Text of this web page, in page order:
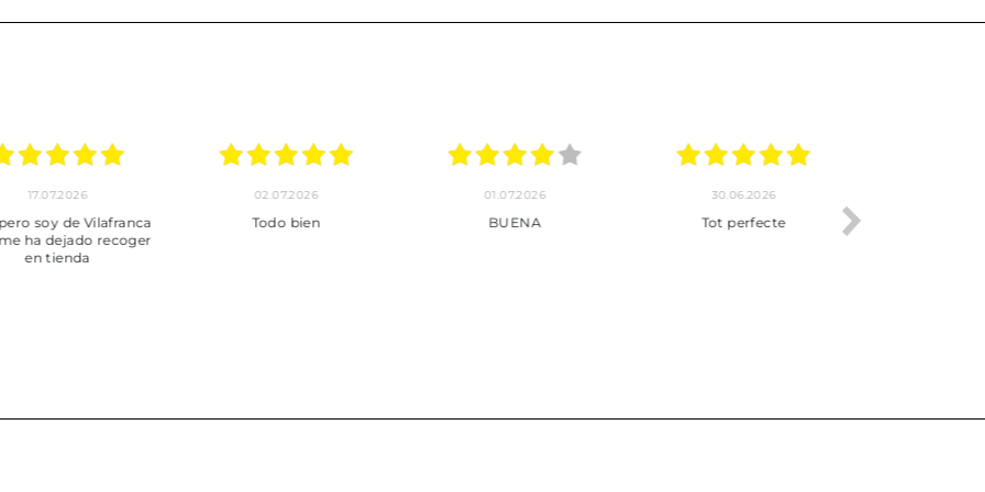
perfecte
24.06.2026
***
23.06.2026
Pedido hecho, pedido
22.06.2026
Servicio muy completo